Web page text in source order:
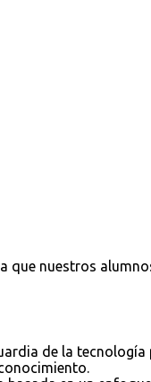
nuestros
de la